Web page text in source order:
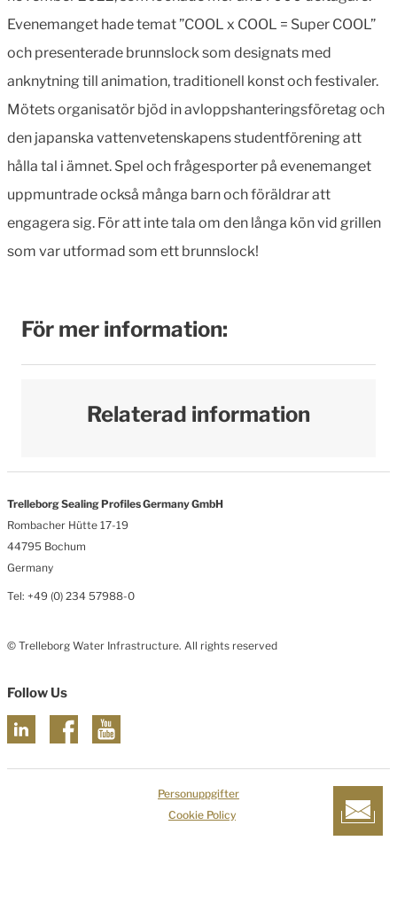
Evenemanget hade temat ”COOL x COOL = Super COOL”
och presenterade brunnslock som designats med
anknytning till animation, traditionell konst och festivaler.
Mötets organisatör bjöd in avloppshanteringsföretag och
den japanska vattenvetenskapens studentförening att
hålla tal i ämnet. Spel och frågesporter på evenemanget
uppmuntrade också många barn och föräldrar att
engagera sig. För att inte tala om den långa kön vid grillen
som var utformad som ett brunnslock!
För mer information:
Relaterad information
Trelleborg Sealing Profiles Germany GmbH
Rombacher Hütte 17-19
44795 Bochum
Germany
Tel: +49 (0) 234 57988-0
© Trelleborg Water Infrastructure. All rights reserved
Follow Us
Personuppgifter
Cookie Policy